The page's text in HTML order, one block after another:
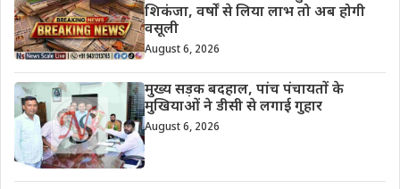
शिकंजा, वर्षों से लिया लाभ तो अब होगी
वसूली
August 6, 2026
मुख्य सड़क बदहाल, पांच पंचायतों के
मुखियाओं ने डीसी से लगाई गुहार
August 6, 2026